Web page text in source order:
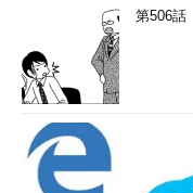
第506